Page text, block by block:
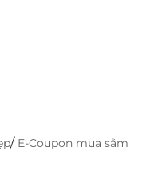
/ E-Coupon mua sắm